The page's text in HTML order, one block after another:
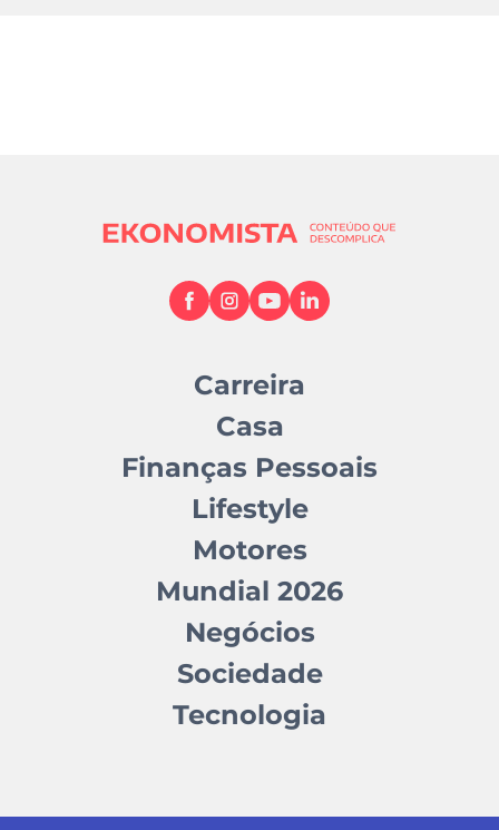
Carreira
Casa
Finanças Pessoais
Lifestyle
Motores
Mundial 2026
Negócios
Sociedade
Tecnologia